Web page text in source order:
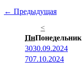
← Предыдущая
<
ПнПонедельник
3030.09.2024
707.10.2024